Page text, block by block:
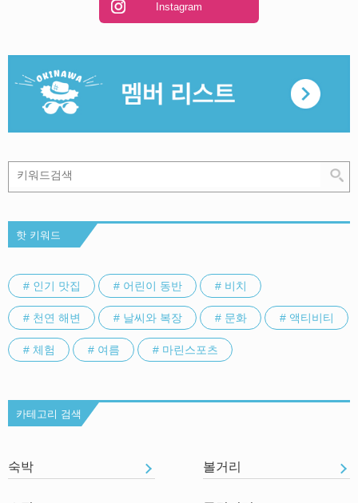
Instagram
핫 키워드
# 인기 맛집 # 어린이 동반 # 비치
# 천연 해변 # 날씨와 복장 # 문화 # 액티비티
# 체험 # 여름 # 마린스포츠
카테고리 검색
숙박 볼거리